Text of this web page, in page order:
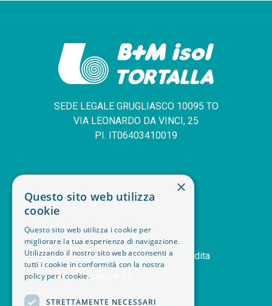
SEDE LEGALE GRUGLIASCO 10095 TO
VIA LEONARDO DA VINCI, 25
PI. IT06403410019
deskphone +39 011 408 14 28
orders Storico ordini
handshake Termini e condizioni di vendita
delivery_truck_speed
×
Questo sito web utilizza
cookie
Questo sito web utilizza i cookie per
migliorare la tua esperienza di navigazione.
Utilizzando il nostro sito web acconsenti a
tutti i cookie in conformità con la nostra
policy per i cookie.
STRETTAMENTE NECESSARI